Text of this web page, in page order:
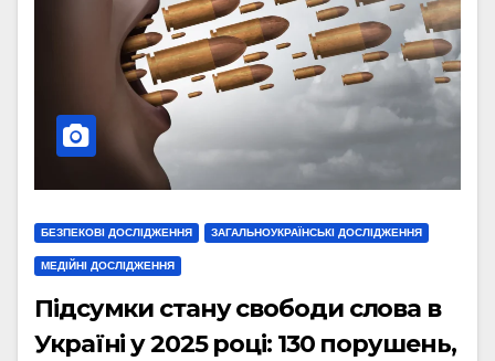
БЕЗПЕКОВІ ДОСЛІДЖЕННЯ ЗАГАЛЬНОУКРАЇНСЬКІ ДОСЛІДЖЕННЯ
МЕДІЙНІ ДОСЛІДЖЕННЯ
Підсумки стану свободи слова в
Україні у 2025 році: 130 порушень,